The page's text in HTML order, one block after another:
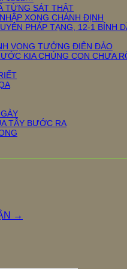
TỪNG SÁT THẬT
XONG CHÁNH ĐỊNH
PHÁP TẠNG, 12-1 BÍNH
VỌNG TƯỞNG ĐIÊN ĐẢO
KIA CHÚNG CON CHƯA
TÂY BƯỚC RA
→